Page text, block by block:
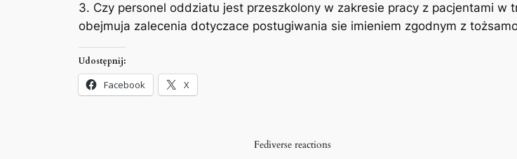
3. Czy personel oddziatu jest przeszkolony w zakresie pracy z pacjentami
obejmuja zalecenia dotyczace postugiwania sie imieniem zgodnym z
Udostępnij:
Facebook X
Fediverse reactions